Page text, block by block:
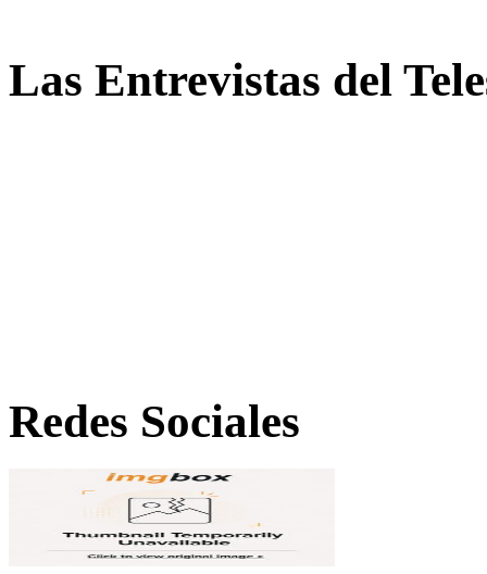
Las Entrevistas del
Redes Sociales